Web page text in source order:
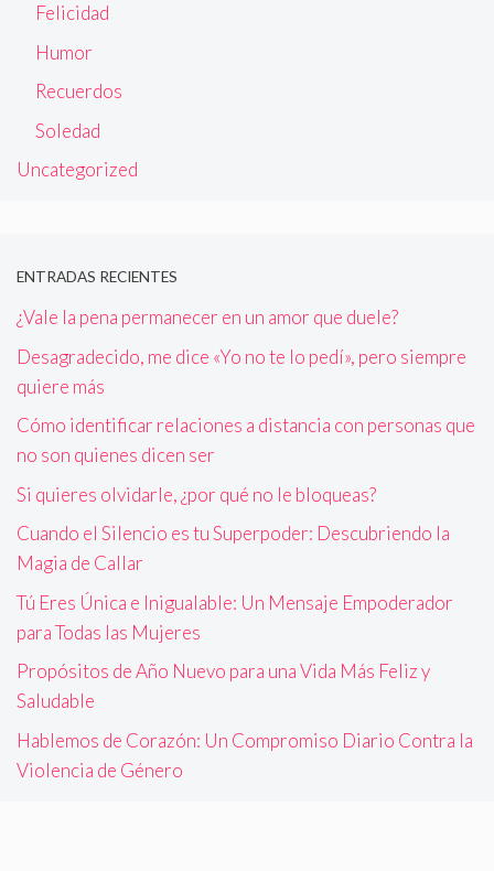
Felicidad
Humor
Recuerdos
Soledad
Uncategorized
ENTRADAS RECIENTES
¿Vale la pena permanecer en un amor que duele?
Desagradecido, me dice «Yo no te lo pedí», pero siempre
quiere más
Cómo identificar relaciones a distancia con personas que
no son quienes dicen ser
Si quieres olvidarle, ¿por qué no le bloqueas?
Cuando el Silencio es tu Superpoder: Descubriendo la
Magia de Callar
Tú Eres Única e Inigualable: Un Mensaje Empoderador
para Todas las Mujeres
Propósitos de Año Nuevo para una Vida Más Feliz y
Saludable
Hablemos de Corazón: Un Compromiso Diario Contra la
Violencia de Género